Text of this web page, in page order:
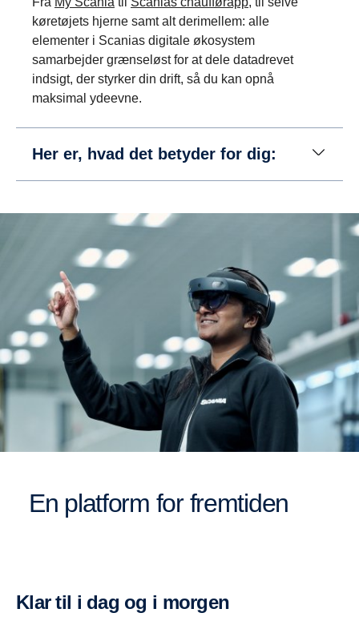
køretøjets hjerne samt alt derimellem: alle
elementer i Scanias digitale økosystem
samarbejder grænseløst for at dele datadrevet
indsigt, der styrker din drift, så du kan opnå
maksimal ydeevne.
Her er, hvad det betyder for dig:
En platform for fremtiden
Klar til i dag og i morgen